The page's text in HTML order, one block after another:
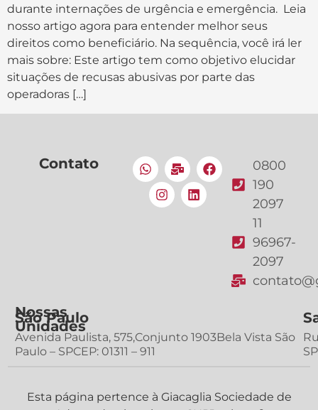
durante internações de urgência e emergência. Leia
nosso artigo agora para entender melhor seus
direitos como beneficiário. Na sequência, você irá ler
mais sobre: Este artigo tem como objetivo elucidar
situações de recusas abusivas por parte das
operadoras […]
Contato
0800
190
2097
11
96967-
2097
Nossas
Unidades
São Paulo
Avenida Paulista, 575,Conjunto 1903Bela Vista São
Paulo – SPCEP: 01311 – 911
Esta página pertence à Giacaglia Sociedade de